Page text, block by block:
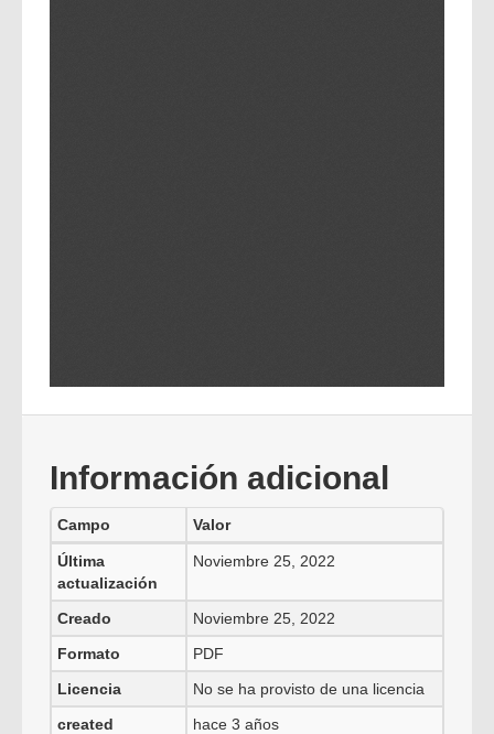
Información adicional
Campo Valor
Última
actualización
Noviembre 25, 2022
Creado
Noviembre 25, 2022
Formato
PDF
Licencia
No se ha provisto de una licencia
created
hace 3 años